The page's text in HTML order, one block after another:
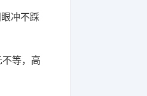
冲不踩
等，高